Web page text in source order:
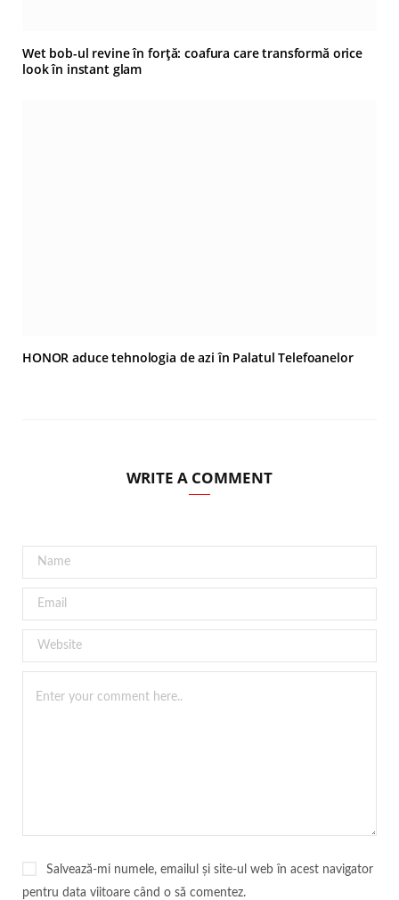
Wet bob-ul revine în forță: coafura care transformă orice
look în instant glam
HONOR aduce tehnologia de azi în Palatul Telefoanelor
WRITE A COMMENT
Salvează-mi numele, emailul și site-ul web în acest navigator
pentru data viitoare când o să comentez.